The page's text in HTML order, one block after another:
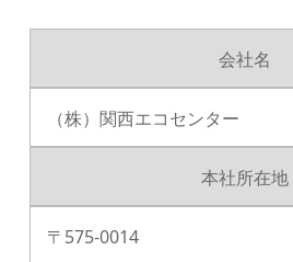
会社名
（株）関西エコセンター
本社所在地
〒575-0014